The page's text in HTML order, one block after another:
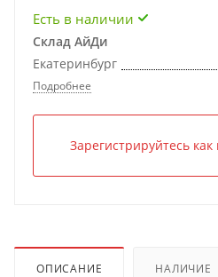
Есть в наличии
Склад АйДи
Екатеринбург
Подробнее
Зарегистрируйтесь
ОПИСАНИЕ НАЛИЧИЕ